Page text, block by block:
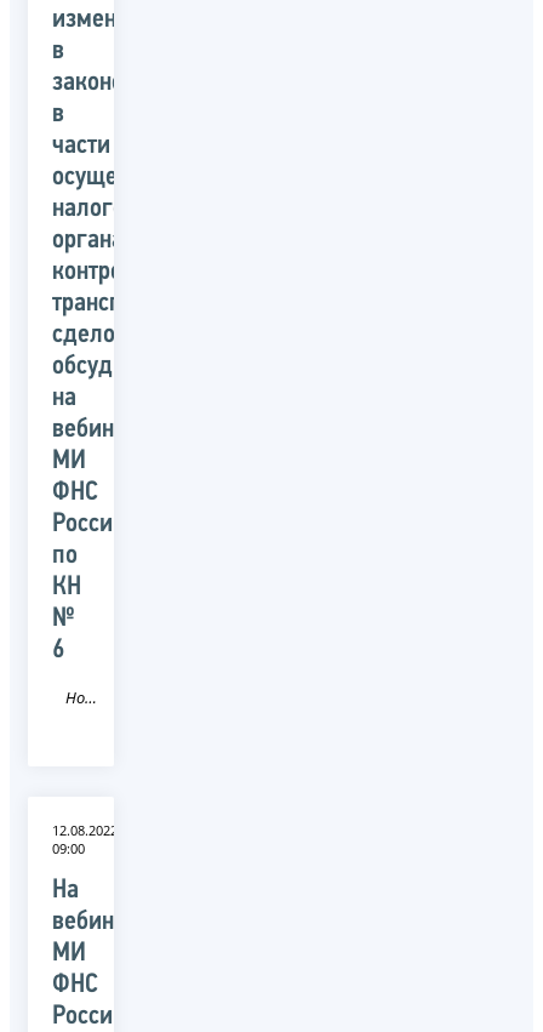
изменения
в
законодательстве
в
части
осуществления
налоговыми
органами
контроля
трансграничных
сделок
обсудили
на
вебинаре
МИ
ФНС
России
по
КН
№
6
Новость
12.08.2022
09:00
На
вебинаре
МИ
ФНС
России